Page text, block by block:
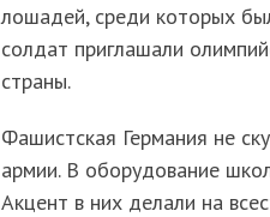
лошадей, среди которых
солдат приглашали
страны.
Фашистская Германия не
армии. В оборудование
Акцент в них делали на